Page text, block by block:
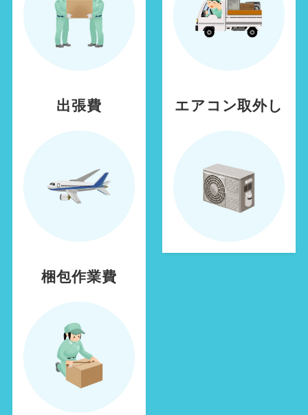
出張費 エアコン取外し
梱包作業費